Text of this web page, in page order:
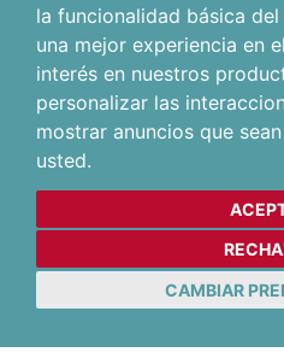
la funcionalidad básica
una mejor experiencia en
interés en nuestros
personalizar las
mostrar anuncios que
usted.
CAMBIAR